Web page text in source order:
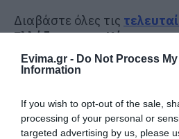
Evima.gr - Do Not Process
Information
If you wish to opt-out of the sale,
processing of your personal or
targeted advertising by us, please
Διαβάστε όλες τις
Ελλάδακαι τονΚόσμοστο
TAGS: #DASKALOI
#ΣΥΜΕΩΝ
ΝΕΑ ΕΥΒΟΙΑ
ΣΧΟΛΕΙΑ
ΡΟΗ